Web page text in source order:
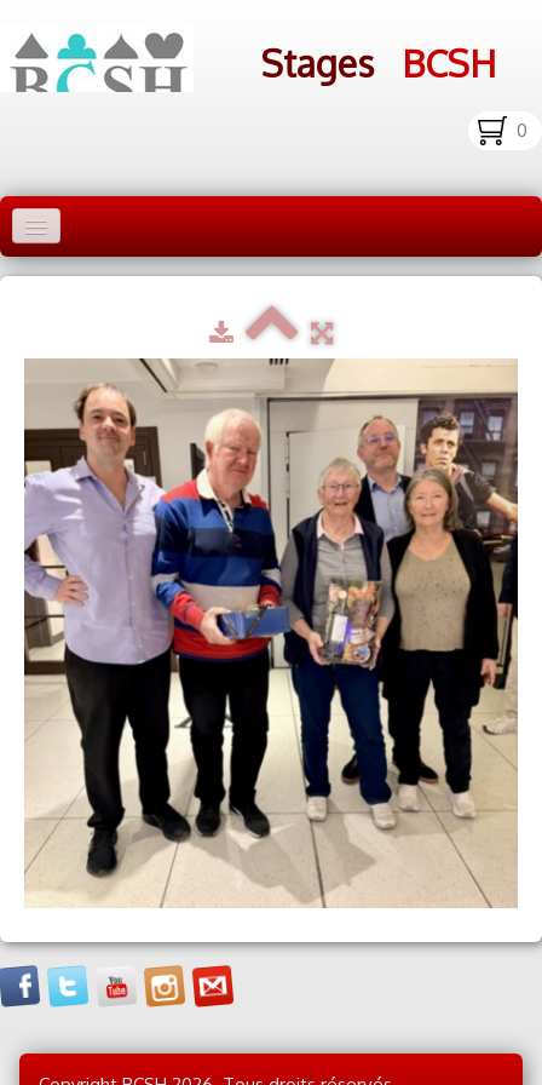
Stages BCSH
0
Accueil Stages
Infos pratiques
Photos▼
bcsh.fr
Inscription aux stages